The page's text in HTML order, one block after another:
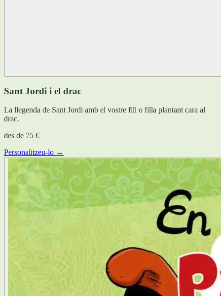
Sant Jordi i el drac
La llegenda de Sant Jordi amb el vostre fill o filla plantant cara al
drac.
des de 75 €
Personalitzeu-lo →